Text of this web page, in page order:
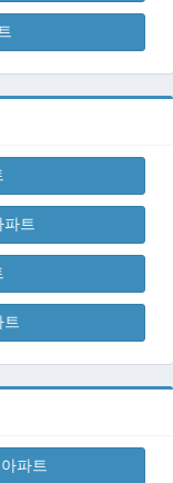
파트
트
파트